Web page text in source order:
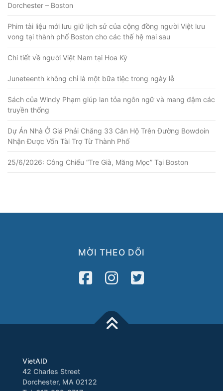
Dorchester – Boston
Phim tài liệu mới lưu giữ lịch sử của cộng đồng người Việt lưu
vong tại thành phố Boston cho các thế hệ mai sau
Chi tiết về người Việt Nam tại Hoa Kỳ
Juneteenth không chỉ là một bữa tiệc trong ngày lễ
Sách của Windy Phạm giúp lan tỏa ngôn ngữ và mang đậm các
truyền thống
Dự Án Nhà Ở Giá Phải Chăng 33 Căn Hộ Trên Đường Bowdoin
Nhận Được Vốn Tài Trợ Từ Thành Phố
25/6/2026: Công Chiếu “Tre Già, Măng Mọc” Tại Boston
MỜI THEO DÕI
VietAID
42 Charles Street
Dorchester, MA 02122